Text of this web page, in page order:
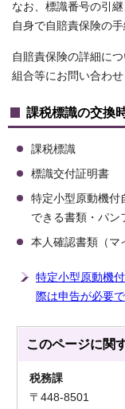
なお、標識番号の引
自身で自賠責保険の
自賠責保険の詳細に
組合等にお問い合わせ
課税標識の交換
課税標識
標識交付証明書
特定小型原動機付
できる書類・パン
本人確認書類（マ
特定小型原動機
際は申告が必要で
このページに関
税務課
〒448-8501